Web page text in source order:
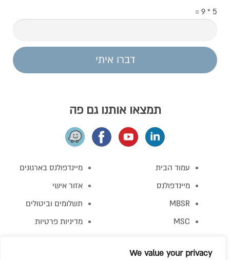
We value your privacy
5 * 9 =
דברו איתי
תמצאו אותנו גם פה
עמוד הבית
מיינדפולנס
MBSR
MSC
מפגש התנסות
מיינדפולנס בארגונים
אזור אישי
תשלומים וביטולים
מדיניות פרטיות